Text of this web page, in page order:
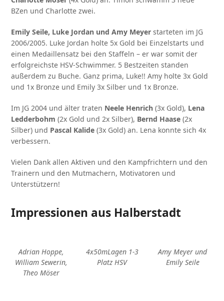
BZen und Charlotte zwei.
Emily Seile, Luke Jordan und Amy Meyer starteten im JG
2006/2005. Luke Jordan holte 5x Gold bei Einzelstarts und
einen Medaillensatz bei den Staffeln – er war somit der
erfolgreichste HSV-Schwimmer. 5 Bestzeiten standen
außerdem zu Buche. Ganz prima, Luke!! Amy holte 3x Gold
und 1x Bronze und Emily 3x Silber und 1x Bronze.
Im JG 2004 und älter traten Neele Henrich (3x Gold), Lena
Ledderbohm (2x Gold und 2x Silber), Bernd Haase (2x
Silber) und Pascal Kalide (3x Gold) an. Lena konnte sich 4x
verbessern.
Vielen Dank allen Aktiven und den Kampfrichtern und den
Trainern und den Mutmachern, Motivatoren und
Unterstützern!
Impressionen aus Halberstadt
Adrian Hoppe,
William Sewerin,
Theo Möser
4x50mLagen 1-3
Platz HSV
Amy Meyer und
Emily Seile